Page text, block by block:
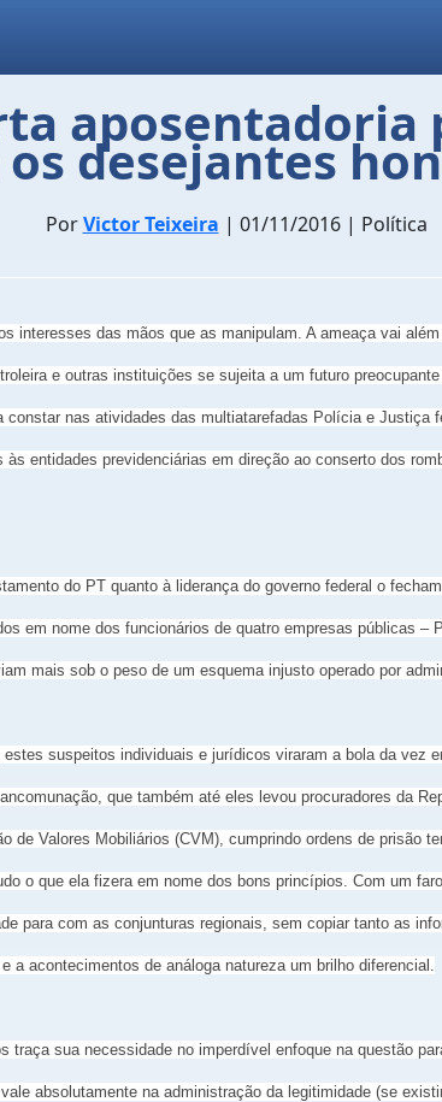
aposentadoria
desejantes
PorVictor Teixeira | 01/11/2016 | Política
interesses das mãos que as manipulam. A ameaça vai
e outras instituições se sujeita a um futuro
nas atividades das multiatarefadas Polícia e
entidades previdenciárias em direção ao conserto dos
do PT quanto à liderança do governo federal o
em nome dos funcionários de quatro empresas públicas
mais sob o peso de um esquema injusto operado por
suspeitos individuais e jurídicos viraram a bola da vez
que também até eles levou procuradores da
de Valores Mobiliários (CVM), cumprindo ordens de prisão
o que ela fizera em nome dos bons princípios. Com um
para com as conjunturas regionais, sem copiar tanto as
a acontecimentos de análoga natureza um brilho diferencial.
sua necessidade no imperdível enfoque na questão
absolutamente na administração da legitimidade (se